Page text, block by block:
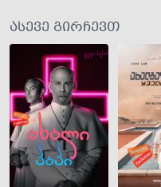
ასევე გირჩევთ